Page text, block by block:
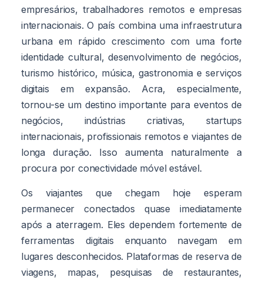
empresários, trabalhadores remotos e empresas
internacionais. O país combina uma infraestrutura
urbana em rápido crescimento com uma forte
identidade cultural, desenvolvimento de negócios,
turismo histórico, música, gastronomia e serviços
digitais em expansão. Acra, especialmente,
tornou-se um destino importante para eventos de
negócios, indústrias criativas, startups
internacionais, profissionais remotos e viajantes de
longa duração. Isso aumenta naturalmente a
procura por conectividade móvel estável.
Os viajantes que chegam hoje esperam
permanecer conectados quase imediatamente
após a aterragem. Eles dependem fortemente de
ferramentas digitais enquanto navegam em
lugares desconhecidos. Plataformas de reserva de
viagens, mapas, pesquisas de restaurantes,